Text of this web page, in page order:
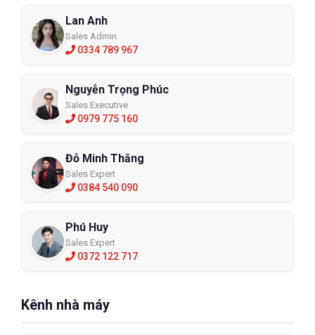
Lan Anh
Sales Admin
0334 789 967
Nguyễn Trọng Phúc
Sales Executive
0979 775 160
Đỗ Minh Thắng
Sales Expert
0384 540 090
Phú Huy
Sales Expert
0372 122 717
Kênh nhà máy